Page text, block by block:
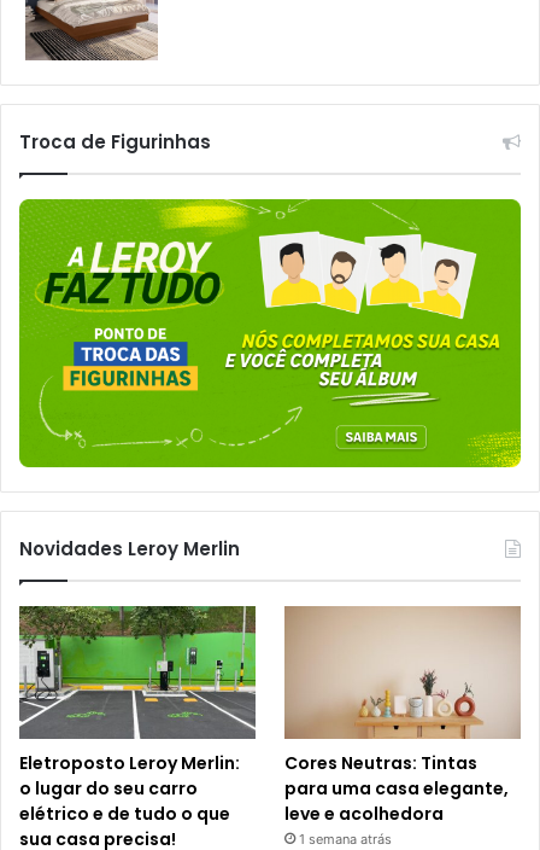
Troca de Figurinhas
Novidades Leroy Merlin
Eletroposto Leroy Merlin:
o lugar do seu carro
elétrico e de tudo o que
sua casa precisa!
Cores Neutras: Tintas
para uma casa elegante,
leve e acolhedora
1 semana atrás